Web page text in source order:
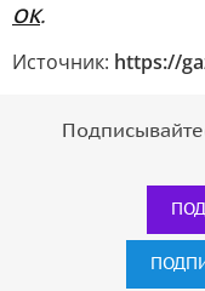
ОК.
Источник: https://